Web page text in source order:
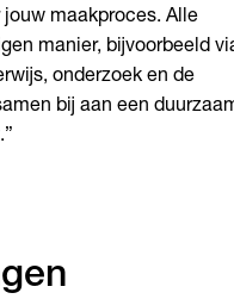
maakproces. Alle
manier, bijvoorbeeld
onderzoek en de
bij aan een